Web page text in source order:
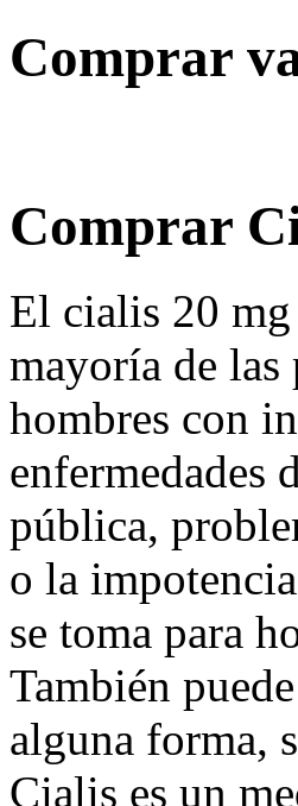
Comprar
Comprar
El cialis 20 mg
mayoría de las
hombres con
enfermedades
pública,
o la
se toma para
También
alguna forma,
Cialis es un